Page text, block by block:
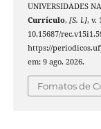
UNIVERSIDADES
Currículo, [S. l.], v.
10.15687/
https://
em: 9 ago. 2026.
Fomatos de